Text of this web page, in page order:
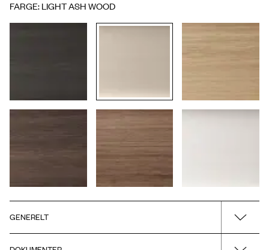
FARGE:LIGHT ASH WOOD
GENERELT